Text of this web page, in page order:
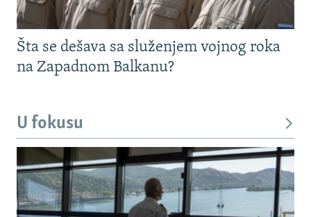
Šta se dešava sa služenjem vojnog roka
na Zapadnom Balkanu?
U fokusu